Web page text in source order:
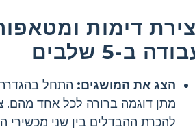
דימות
ב-5 שלבים
הצג את המושגים: התחל
מתן דוגמה ברורה לכל אחד מהם.
להכרת ההבדלים בין שני מכשירי